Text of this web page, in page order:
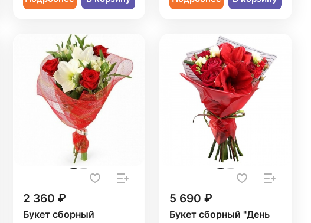
2 360 ₽
Букет сборный
5 690 ₽
Букет сборный "День